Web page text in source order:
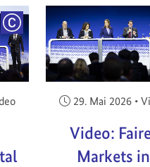
COPYRIGHT
Veröffentlicht
29. Mai 2026 •
Video:
Markets in